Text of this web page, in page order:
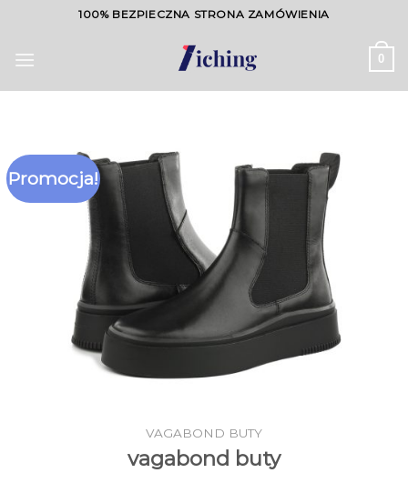
content
100% BEZPIECZNA STRONA ZAMÓWIENIA
0
Promocja!
VAGABOND BUTY
vagabond buty